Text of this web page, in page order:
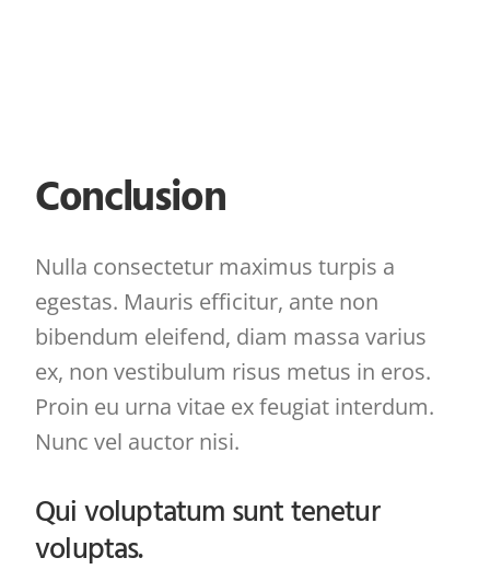
Conclusion
Nulla consectetur maximus turpis a
egestas. Mauris efficitur, ante non
bibendum eleifend, diam massa varius
ex, non vestibulum risus metus in eros.
Proin eu urna vitae ex feugiat interdum.
Nunc vel auctor nisi.
Qui voluptatum sunt tenetur
voluptas.